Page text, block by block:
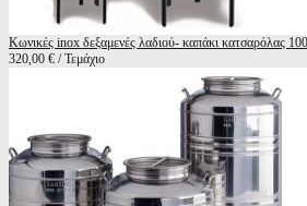
Κωνικές inox δεξαμενές λαδιού- καπάκι κατσαρόλας
320,00 € / Τεμάχιο